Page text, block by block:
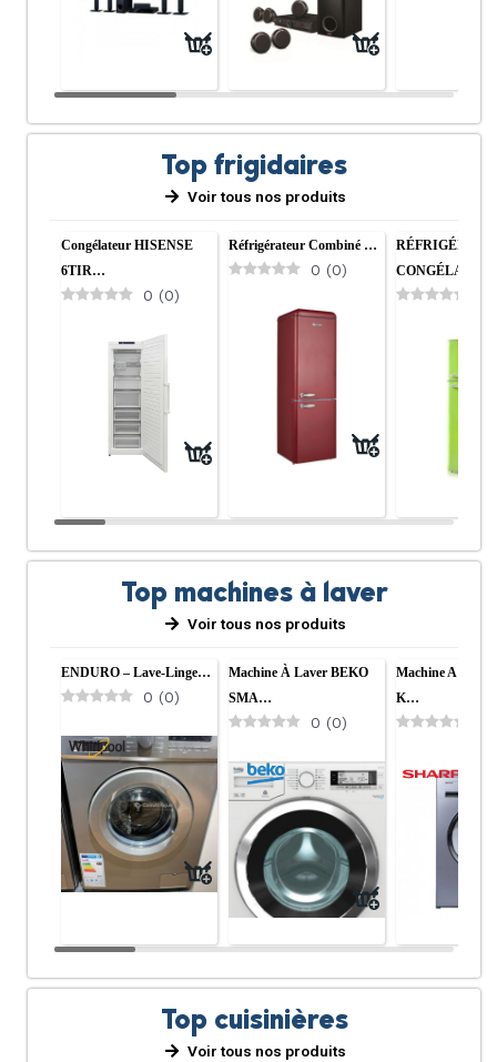
Top frigidaires
Voir tous nos produits
Congélateur HISENSE
6TIR…
0 (0)
Réfrigérateur Combiné …
0 (0)
CONGÉLAT…
Top machines à laver
Voir tous nos produits
ENDURO – Lave-Linge…
0 (0)
Machine À Laver BEKO
SMA…
0 (0)
Machine A Laver
K…
Top cuisinières
Voir tous nos produits